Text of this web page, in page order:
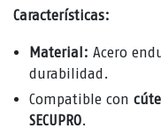
Características:
Material: Acero
durabilidad.
Compatible con
SECUPRO.